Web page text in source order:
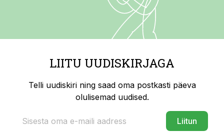
LIITU UUDISKIRJAGA
Telli uudiskiri ning saad oma postkasti päeva
olulisemad uudised.
Liitun